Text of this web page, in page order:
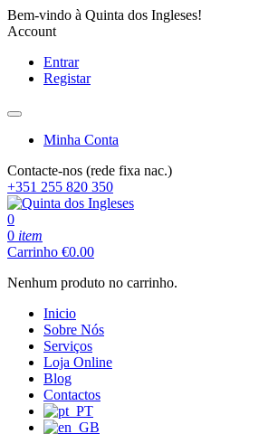
Bem-vindo à Quinta dos Ingleses!
Account
Entrar
Registar
Minha Conta
Contacte-nos (rede fixa nac.)
+351 255 820 350
0
0 item
Carrinho €0.00
Nenhum produto no carrinho.
Inicio
Sobre Nós
Serviços
Loja Online
Blog
Contactos